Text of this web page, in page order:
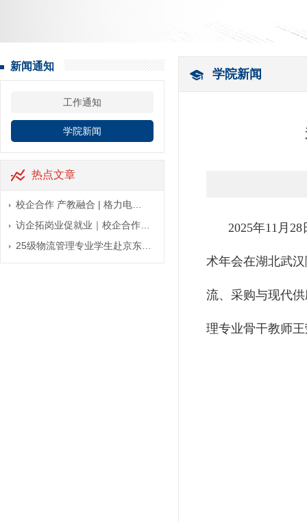
新闻通知
工作通知
学院新闻
热点文章
校企合作 产教融合 | 格力电…
访企拓岗业促就业｜校企合作…
25级物流管理专业学生赴京东…
学院新闻
2025年11月
术年会在湖北武
流、采购与现代
理专业骨干教师